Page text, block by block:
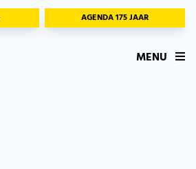
AGENDA 175 JAAR
MENU